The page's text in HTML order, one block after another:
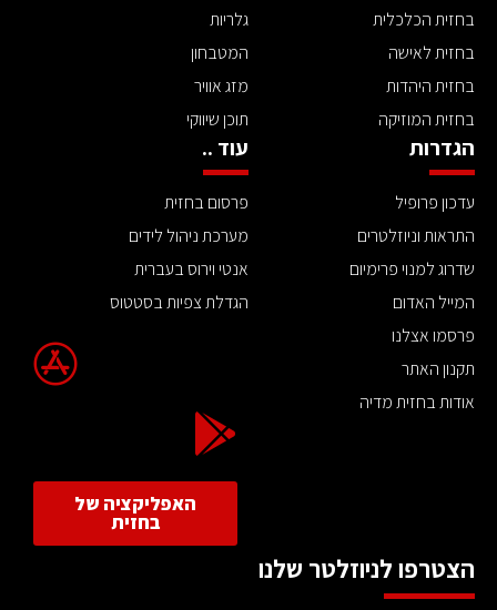
בחזית הכלכלית
בחזית לאישה
בחזית היהדות
בחזית המוזיקה
גלריות
המטבחון
מזג אוויר
תוכן שיווקי
הגדרות
עדכון פרופיל
התראות וניוזלטרים
שדרוג למנוי פרימיום
המייל האדום
פרסמו אצלנו
תקנון האתר
אודות בחזית מדיה
עוד ..
פרסום בחזית
מערכת ניהול לידים
אנטי וירוס בעברית
הגדלת צפיות בסטטוס
האפליקציה של
בחזית
הצטרפו לניוזלטר שלנו